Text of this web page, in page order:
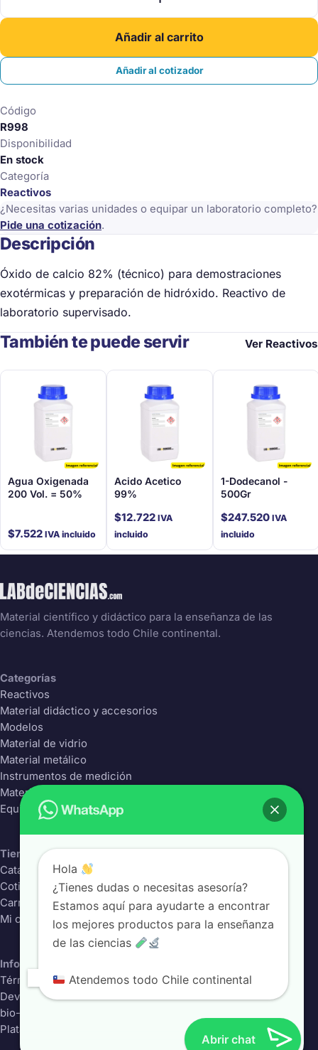
82%
cantidad
Añadir al carrito
Añadir al cotizador
Código
R998
Disponibilidad
En stock
Categoría
Reactivos
¿Necesitas varias unidades o equipar un laboratorio completo?
Pide una cotización.
Descripción
Óxido de calcio 82% (técnico) para demostraciones
exotérmicas y preparación de hidróxido. Reactivo de
laboratorio supervisado.
También te puede servir Ver Reactivos
Agua Oxigenada
200 Vol. = 50%
$7.522 IVA incluido
Acido Acetico
99%
$12.722 IVA
incluido
1-Dodecanol -
500Gr
$247.520 IVA
incluido
Material científico y didáctico para la enseñanza de las
ciencias. Atendemos todo Chile continental.
Categorías
Reactivos
Material didáctico y accesorios
Modelos
Material de vidrio
Material metálico
Instrumentos de medición
Material Plástico
Equipos de laboratorio
Tienda
Catálogo completo
Cotizador
Carrito
Mi cuenta
Información
Términos y condiciones
Devoluciones
bio-class.com
Plataforma educativa
Hola
¿Tienes dudas o necesitas asesoría?
Estamos aquí para ayudarte a encontrar
los mejores productos para la enseñanza
de las ciencias
Atendemos todo Chile continental
Abrir chat